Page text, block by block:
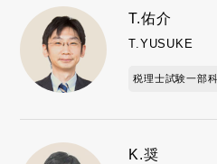
T.佑介
T.YUSUKE
税理士試験一部
K.奨